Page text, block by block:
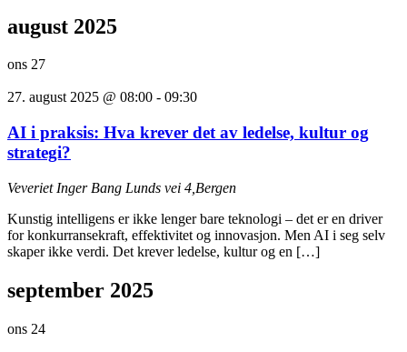
august 2025
ons 27
27. august 2025 @ 08:00 - 09:30
AI i praksis: Hva krever det av ledelse, kultur og
strategi?
Veveriet Inger Bang Lunds vei 4,Bergen
Kunstig intelligens er ikke lenger bare teknologi – det er en driver
for konkurransekraft, effektivitet og innovasjon. Men AI i seg selv
skaper ikke verdi. Det krever ledelse, kultur og en […]
september 2025
ons 24